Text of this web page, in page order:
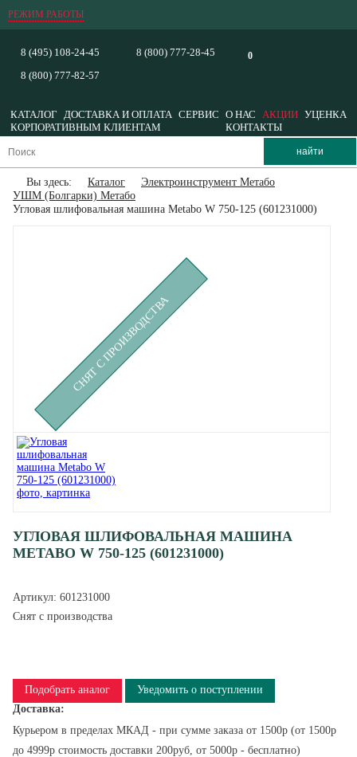
РЕЖИМ РАБОТЫ
0
8 (495) 108-24-45
8 (800) 777-82-57
8 (800) 777-28-45
КАТАЛОГ ДОСТАВКА И ОПЛАТА СЕРВИС О НАС АКЦИИ УЦЕНКА
КОРПОРАТИВНЫМ КЛИЕНТАМ
КОНТАКТЫ
Вы здесь: Каталог
Электроинструмент Метабо
УШМ (Болгарки) Метабо
Угловая шлифовальная машина Metabo W 750-125 (601231000)
СНЯТ С ПРОИЗВОДСТВА
УГЛОВАЯ ШЛИФОВАЛЬНАЯ МАШИНА
METABO W 750-125 (601231000)
Артикул: 601231000
Снят с производства
Подобрать аналог
Уведомить о поступлении
Доставка:
Курьером в пределах МКАД - при сумме заказа от 1500р (от 1500р
до 4999р стоимость доставки 200руб, от 5000р - бесплатно)